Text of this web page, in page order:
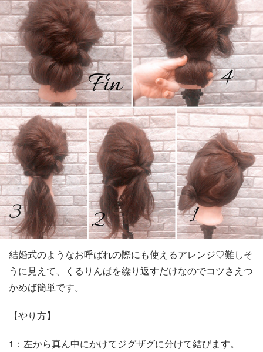
結婚式のようなお呼ばれの際にも使えるアレンジ♡難しそ
うに見えて、くるりんぱを繰り返すだけなのでコツさえつ
かめば簡単です。
【やり方】
1：左から真ん中にかけてジグザグに分けて結びます。